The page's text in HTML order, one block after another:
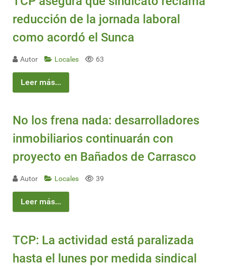
reducción de la jornada laboral
como acordó el Sunca
Autor Locales 63
Leer más...
No los frena nada: desarrolladores
inmobiliarios continuarán con
proyecto en Bañados de Carrasco
Autor Locales 39
Leer más...
TCP: La actividad está paralizada
hasta el lunes por medida sindical